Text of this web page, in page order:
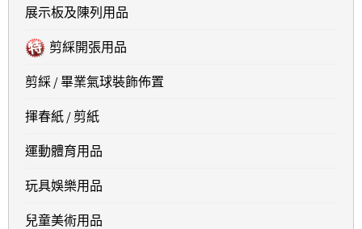
展示板及陳列用品
剪綵開張用品
剪綵 / 畢業氣球裝飾佈置
揮春紙 / 剪紙
運動體育用品
玩具娛樂用品
兒童美術用品